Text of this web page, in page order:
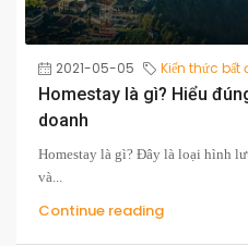
2021-05-05 Kiến thức bất
Homestay là gì? Hiểu
doanh
Homestay là gì? Đây là loại hình
và...
Continue reading